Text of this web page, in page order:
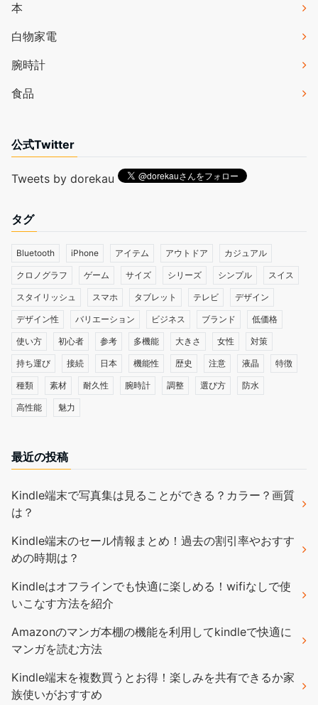
本
白物家電
腕時計
食品
公式Twitter
Tweets by dorekau
タグ
Bluetooth iPhone アイテム アウトドア カジュアル
クロノグラフ ゲーム サイズ シリーズ シンプル スイス
スタイリッシュ スマホ タブレット テレビ デザイン
デザイン性 バリエーション ビジネス ブランド 低価格
使い方 初心者 参考 多機能 大きさ 女性 対策
持ち運び 接続 日本 機能性 歴史 注意 液晶 特徴
種類 素材 耐久性 腕時計 調整 選び方 防水
高性能 魅力
最近の投稿
Kindle端末で写真集は見ることができる？カラー？画質
は？
Kindle端末のセール情報まとめ！過去の割引率やおすす
めの時期は？
Kindleはオフラインでも快適に楽しめる！wifiなしで使
いこなす方法を紹介
Amazonのマンガ本棚の機能を利用してkindleで快適に
マンガを読む方法
Kindle端末を複数買うとお得！楽しみを共有できるか家
族使いがおすすめ